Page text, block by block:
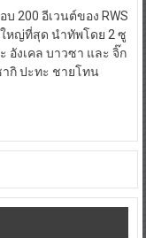
บ 200 อีเวนต์ของ RWS
หญ่ที่สุด นำทัพโดย 2 ซู
อังเคล บาวซา และ จิ๊ก
กิ ปะทะ ชายโทน